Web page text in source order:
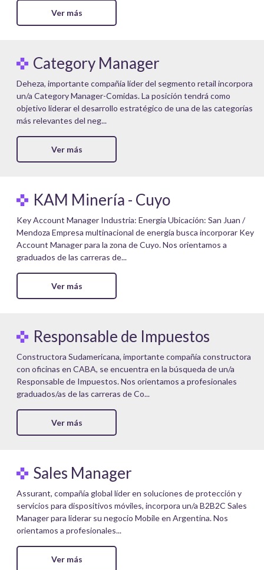
Ver más
Category Manager
Deheza, importante compañía líder del segmento retail incorpora
un/a Category Manager-Comidas. La posición tendrá como
objetivo liderar el desarrollo estratégico de una de las categorías
más relevantes del neg...
Ver más
KAM Minería - Cuyo
Key Account Manager Industria: Energía Ubicación: San Juan /
Mendoza Empresa multinacional de energía busca incorporar Key
Account Manager para la zona de Cuyo. Nos orientamos a
graduados de las carreras de...
Ver más
Responsable de Impuestos
Constructora Sudamericana, importante compañía constructora
con oficinas en CABA, se encuentra en la búsqueda de un/a
Responsable de Impuestos. Nos orientamos a profesionales
graduados/as de las carreras de Co...
Ver más
Sales Manager
Assurant, compañía global líder en soluciones de protección y
servicios para dispositivos móviles, incorpora un/a B2B2C Sales
Manager para liderar su negocio Mobile en Argentina. Nos
orientamos a profesionales...
Ver más